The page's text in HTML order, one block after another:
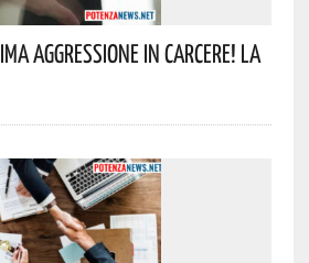
Aggressione In Carcere! La